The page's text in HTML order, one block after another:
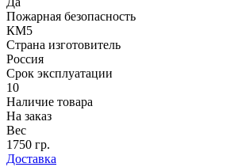
Пожарная безопасность
КМ5
Страна изготовитель
Россия
Срок эксплуатации
10
Наличие товара
На заказ
Вес
1750 гр.
Доставка